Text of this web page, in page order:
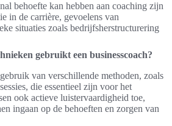
behoefte kan hebben aan coaching zijn
in de carrière, gevoelens van
situaties zoals bedrijfsherstructurering
gebruikt een businesscoach?
van verschillende methoden, zoals
die essentieel zijn voor het
ook actieve luistervaardigheid toe,
ingaan op de behoeften en zorgen van